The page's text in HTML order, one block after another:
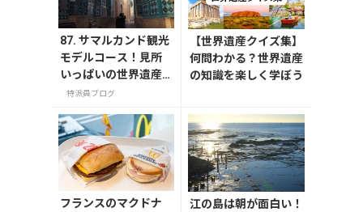
87. サマルカンド観光
モデルコース！見所
いっぱいの世界遺産
都市を満喫するおす
特派員ブログ
【世界遺産クイズ集】
何問わかる？世界遺産
の知識を楽しく学ぼう
フランスのマクドナ
江の島は朝が面白い！